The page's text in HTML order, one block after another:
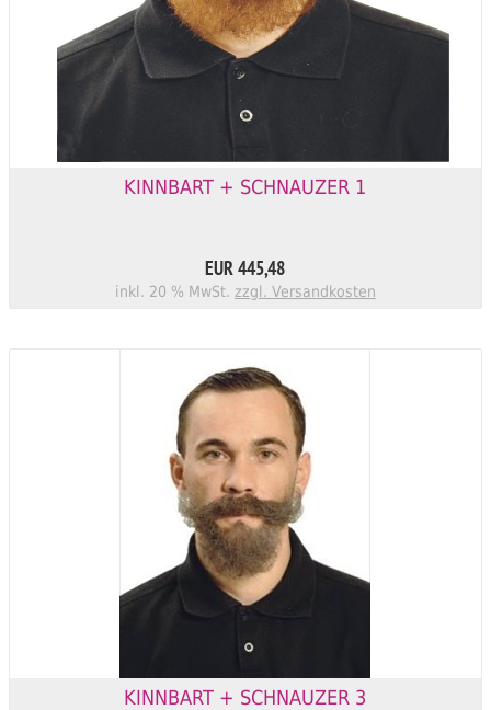
KINNBART + SCHNAUZER 1
EUR 445,48
inkl. 20 % MwSt. zzgl. Versandkosten
KINNBART + SCHNAUZER 3